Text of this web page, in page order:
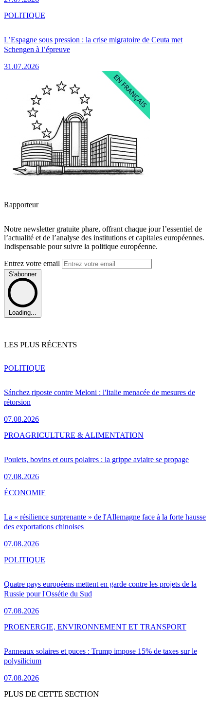
L’Espagne sous pression : la crise migratoire de Ceuta met
Schengen à l’épreuve
31.07.2026
POLITIQUE
Rapporteur
Notre newsletter gratuite phare, offrant chaque jour l’essentiel de
l’actualité et de l’analyse des institutions et capitales européennes.
Indispensable pour suivre la politique européenne.
Entrez votre email
S'abonner
Loading...
LES PLUS RÉCENTS
Sánchez riposte contre Meloni : l'Italie menacée de mesures de
rétorsion
07.08.2026
POLITIQUE
Poulets, bovins et ours polaires : la grippe aviaire se propage
07.08.2026
PROAGRICULTURE & ALIMENTATION
La « résilience surprenante » de l'Allemagne face à la forte hausse
des exportations chinoises
07.08.2026
ÉCONOMIE
Quatre pays européens mettent en garde contre les projets de la
Russie pour l'Ossétie du Sud
07.08.2026
POLITIQUE
Panneaux solaires et puces : Trump impose 15% de taxes sur le
polysilicium
07.08.2026
PROENERGIE, ENVIRONNEMENT ET TRANSPORT
PLUS DE CETTE SECTION